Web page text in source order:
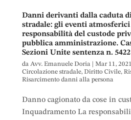
Danni derivanti dalla caduta
stradale: gli eventi
responsabilità del custode
pubblica amministrazione.
Sezioni Unite sentenza n.
da Avv. Emanuele Doria| Mar 11, 2021
Circolazione stradale, Diritto Civile,
Risarcimento danni alla persona
Danno cagionato da cose in
Inquadramento La